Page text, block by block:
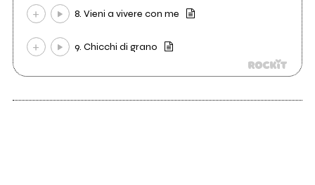
8. Vieni a vivere con me
9. Chicchi di grano